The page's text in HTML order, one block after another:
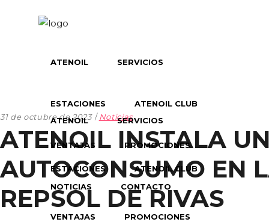
ATENOIL SERVICIOS
ESTACIONES ATENOIL CLUB
VENTAJAS PROMOCIONES
ATENOIL SERVICIOS
ESTACIONES ATENOIL CLUB
VENTAJAS PROMOCIONES
NOTICIAS CONTACTO
31 de octubre de 2023 Noticias
ATENOIL INSTALA
AUTOCONSUMO EN
REPSOL DE RIVAS